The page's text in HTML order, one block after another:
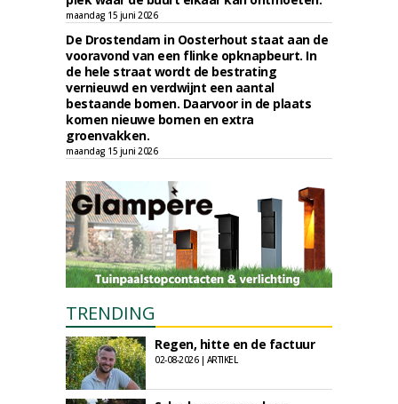
maandag 15 juni 2026
De Drostendam in Oosterhout staat aan de
vooravond van een flinke opknapbeurt. In
de hele straat wordt de bestrating
vernieuwd en verdwijnt een aantal
bestaande bomen. Daarvoor in de plaats
komen nieuwe bomen en extra
groenvakken.
maandag 15 juni 2026
TRENDING
Regen, hitte en de factuur
02-08-2026 | ARTIKEL